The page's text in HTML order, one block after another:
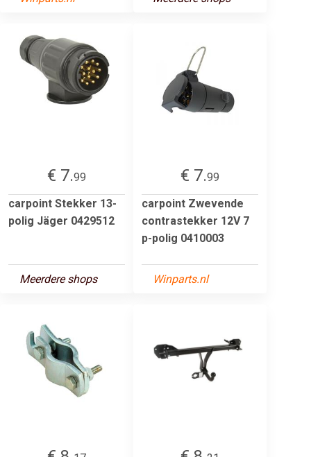
€ 7.99
carpoint Stekker 13-
polig Jäger 0429512
Meerdere shops
€ 7.99
carpoint Zwevende
contrastekker 12V 7
p-polig 0410003
Winparts.nl